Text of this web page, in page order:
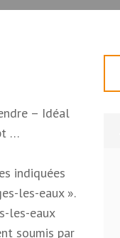
– Idéal
…
indiquées
les-eaux ».
les-eaux
soumis par